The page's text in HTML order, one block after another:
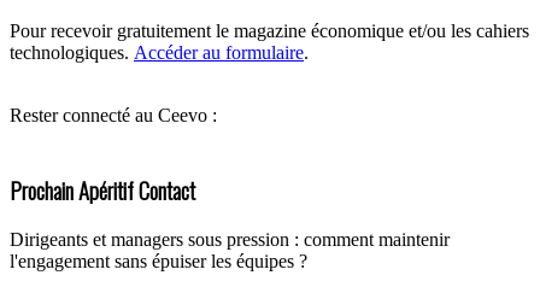
Pour recevoir gratuitement le magazine économique et/ou les cahiers
technologiques. Accéder au formulaire.
Rester connecté au Ceevo :
Prochain Apéritif Contact
Dirigeants et managers sous pression : comment maintenir
l'engagement sans épuiser les équipes ?